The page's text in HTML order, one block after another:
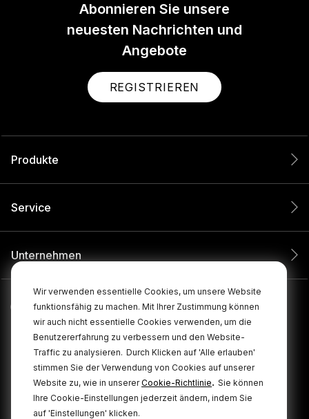
Wir verwenden essentielle Cookies, um unsere Website
funktionsfähig zu machen. Mit Ihrer Zustimmung können
wir auch nicht essentielle Cookies verwenden, um die
Benutzererfahrung zu verbessern und den Website-
Traffic zu analysieren. Durch Klicken auf 'Alle erlauben'
stimmen Sie der Verwendung von Cookies auf unserer
Website zu, wie in unsererCookie-Richtlinie. Sie können
Ihre Cookie-Einstellungen jederzeit ändern, indem Sie
auf 'Einstellungen' klicken.
Abonnieren Sie unsere
neuesten Nachrichten und
Angebote
REGISTRIEREN
Produkte
Service
Unternehmen
© 2026 RØDE Alle Rechte vorbehalten.